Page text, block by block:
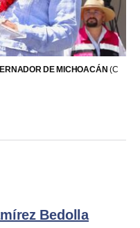
DE MICHOACÁN (C
Bedolla